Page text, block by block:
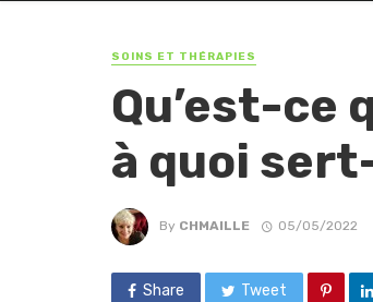
SOINS ET THÉRAPIES
Qu’est-ce
à quoi
By CHMAILLE 05/05/2022
Share Tweet